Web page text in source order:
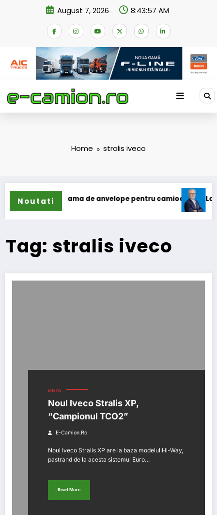
August 7, 2026 8:43:57 AM
Home stralis iveco
Noutati
își extinde gama de anvelope pentru camioane Lars
Tag: stralis iveco
ENEWS
Noul Iveco Stralis XP,
“Campionul TCO2”
E-Camion.ro
Noul Iveco Stralis XP are la baza modelul Hi-Way,
pastrand de la acesta sistemul Euro…
Read More